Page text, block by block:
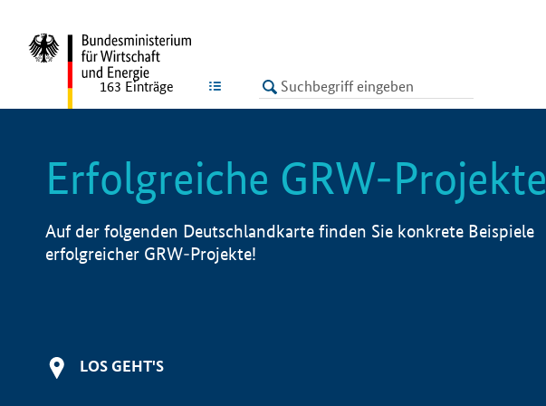
LISTE
163 Einträge
Erfolgreiche GRW-Projekte
Auf der folgenden Deutschlandkarte finden Sie konkrete Beispiele
erfolgreicher GRW-Projekte!
LOS GEHT'S